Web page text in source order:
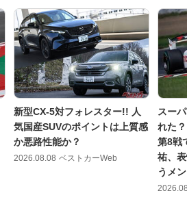
新型CX-5対フォレスター!! 人
気国産SUVのポイントは上質感
か悪路性能か？
2026.08.08 ベストカーWeb
スー
れた
第8戦
祐、
うメ